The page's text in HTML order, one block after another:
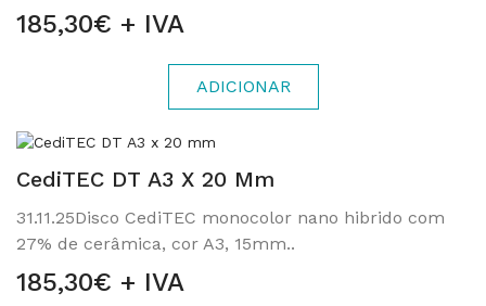
185,30€ + IVA
ADICIONAR
CediTEC DT A3 X 20 Mm
31.11.25Disco CediTEC monocolor nano hibrido com
27% de cerâmica, cor A3, 15mm..
185,30€ + IVA